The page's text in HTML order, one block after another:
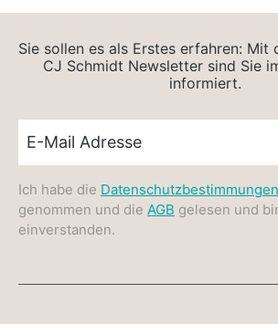
Sie sollen es als Erstes erfahren: Mit
CJ Schmidt Newsletter sind Sie
informiert.
Ich habe die Datenschutzbestimmungen
genommen und die AGB gelesen und
einverstanden.